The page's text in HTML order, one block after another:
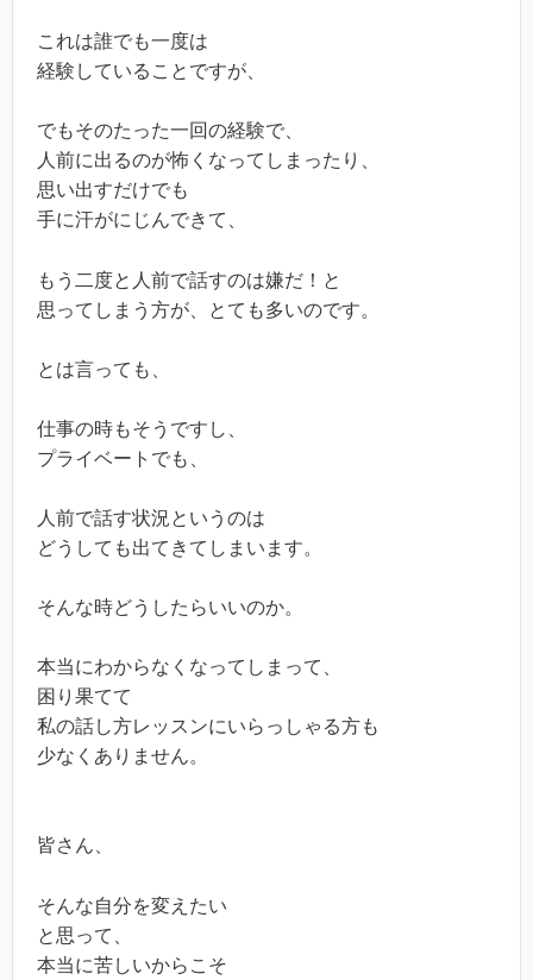
これは誰でも一度は
経験していることですが、
でもそのたった一回の経験で、
人前に出るのが怖くなってしまったり、
思い出すだけでも
手に汗がにじんできて、
もう二度と人前で話すのは嫌だ！と
思ってしまう方が、とても多いのです。
とは言っても、
仕事の時もそうですし、
プライベートでも、
人前で話す状況というのは
どうしても出てきてしまいます。
そんな時どうしたらいいのか。
本当にわからなくなってしまって、
困り果てて
私の話し方レッスンにいらっしゃる方も
少なくありません。
皆さん、
そんな自分を変えたい
と思って、
本当に苦しいからこそ